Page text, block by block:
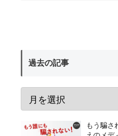
過去の記事
もう騙